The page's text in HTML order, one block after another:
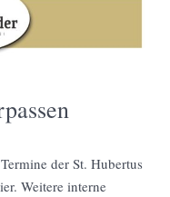
der St. Hubertus
Weitere interne